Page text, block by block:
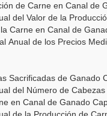
de Carne en Canal de
del Valor de la
Carne en Canal de
Anual de los Precios
Sacrificadas de Ganado
del Número de
en Canal de Ganado